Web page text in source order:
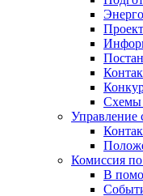
Схемы
Управление
Комиссия
В